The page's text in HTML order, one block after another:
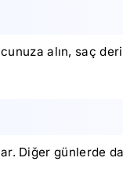
alın, saç
Diğer günlerde